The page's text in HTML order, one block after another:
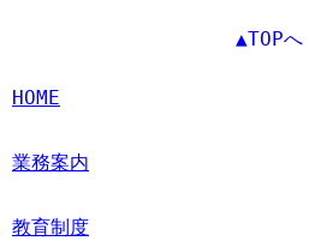
▲TOPへ
HOME
業務案内
教育制度